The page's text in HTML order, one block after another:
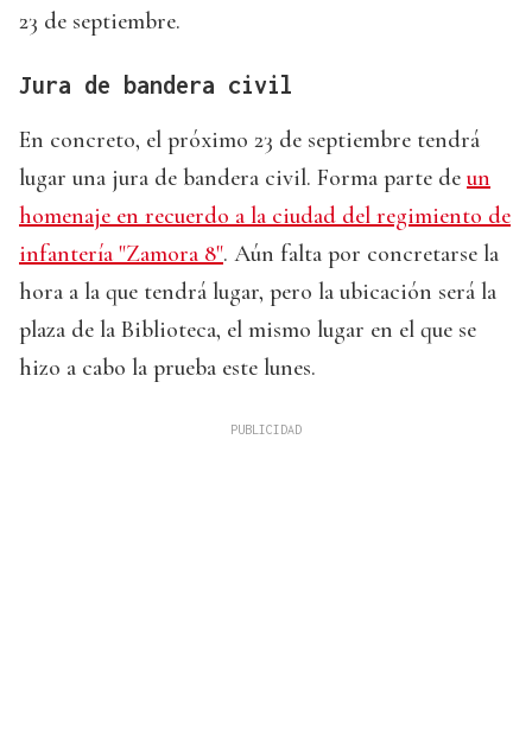
23 de septiembre.
Jura de bandera civil
En concreto, el próximo 23 de septiembre tendrá
lugar una jura de bandera civil. Forma parte de un
homenaje en recuerdo a la ciudad del regimiento de
infantería "Zamora 8". Aún falta por concretarse la
hora a la que tendrá lugar, pero la ubicación será la
plaza de la Biblioteca, el mismo lugar en el que se
hizo a cabo la prueba este lunes.